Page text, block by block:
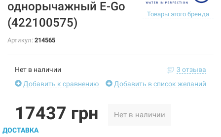
однорычажный E-Go
(422100575)
Товары этого бренда
Артикул: 214565
Нет в наличии
3 отзыва
Добавить к сравнению
Добавить в список желаний
17437 грн Нет в наличии
ДОСТАВКА